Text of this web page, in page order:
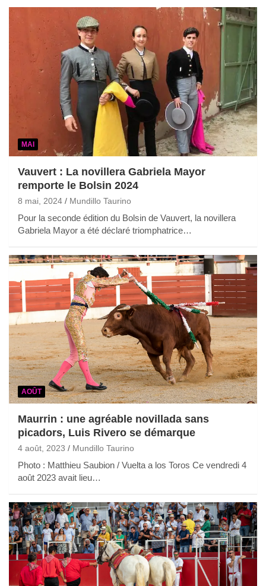
MAI
Vauvert : La novillera Gabriela Mayor
remporte le Bolsin 2024
8 mai, 2024 Mundillo Taurino
Pour la seconde édition du Bolsin de Vauvert, la novillera
Gabriela Mayor a été déclaré triomphatrice…
AOÛT
Maurrin : une agréable novillada sans
picadors, Luis Rivero se démarque
4 août, 2023 Mundillo Taurino
Photo : Matthieu Saubion / Vuelta a los Toros Ce vendredi 4
août 2023 avait lieu…